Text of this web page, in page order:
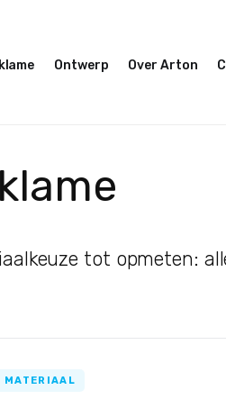
Ontwerp Over Arton
tot opmeten:
MATERIAAL